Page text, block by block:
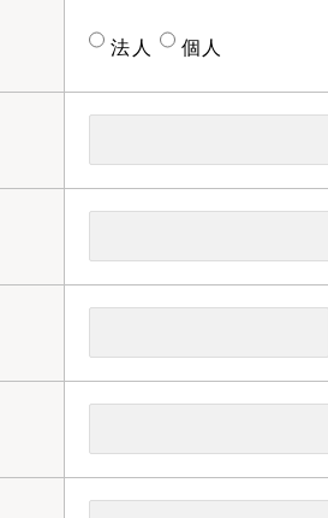
法人 個人